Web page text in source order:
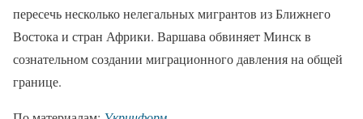
пересечь несколько нелегальных мигрантов из Ближнего
Востока и стран Африки. Варшава обвиняет Минск в
сознательном создании миграционного давления на общей
границе.